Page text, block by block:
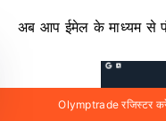
अब आप ईमेल के माध्यम से
Olymptrade रजिस्टर